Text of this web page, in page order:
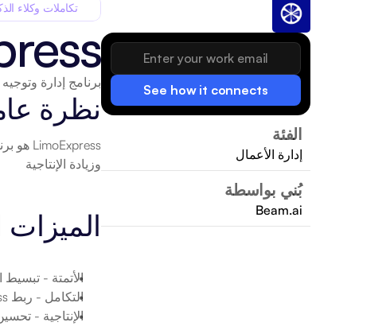
See how it connects
الفئة
إدارة الأعمال
بُني بواسطة
Beam.ai
تكاملات وكلاء
برنامج إدارة
نظرة
وزيادة الإنتاجية
الميزات
الأتمتة - تبسيط
التكامل - ربط LimoExpress بسهولة مع وكلاء Beam AI
الإنتاجية -